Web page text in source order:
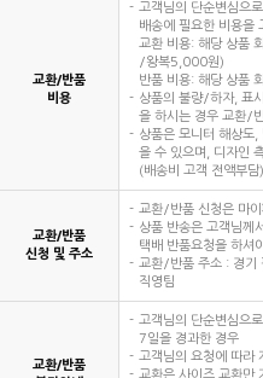
교환/반품
비용
고객님의 단순변심으
배송에 필요한 비용을
교환 비용: 해당 상품
/왕복5,000원)
반품 비용: 해당 상품
상품의 불량/하자, 표
을 하시는 경우 교환/
상품은 모니터 해상도
을 수 있으며, 디자인
(배송비 고객 전액부담)
교환/반품
신청 및 주소
교환/반품 신청은 마
상품 반송은 고객님
택배 반품요청을 하셔
교환/반품 주소 : 경기
직영팀
교환/반품
고객님의 단순변심으
7일을 경과한 경우
고객님의 요청에 따라